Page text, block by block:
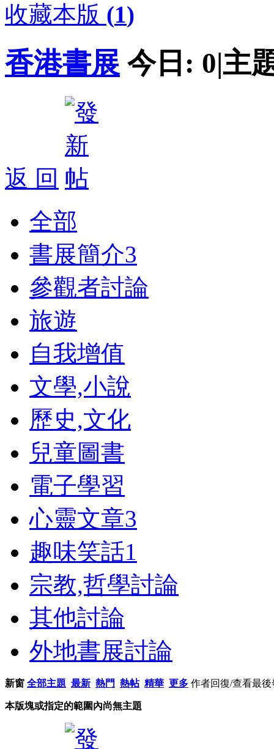
收藏本版 (1)
香港書展 今日: 0|主
返 回
全部
書展簡介3
參觀者討論
旅遊
自我增值
文學,小說
歷史,文化
兒童圖書
電子學習
心靈文章3
趣味笑話1
宗教,哲學討論
其他討論
外地書展討論
新窗 全部主題 最新 熱門 熱帖 精華 更多 作者回復/查看最後
本版塊或指定的範圍內尚無主題